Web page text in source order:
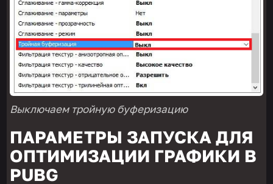
Выключаем тройную буферизацию
ПАРАМЕТРЫ ЗАПУСКА ДЛЯ
ОПТИМИЗАЦИИ ГРАФИКИ В
PUBG